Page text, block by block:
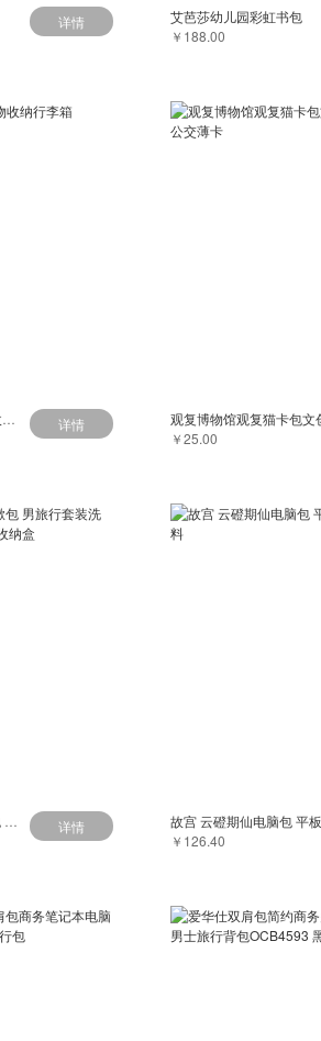
详情
艾芭莎幼儿园彩虹书包
￥188.00
详情
￥25.00
详情
￥126.40